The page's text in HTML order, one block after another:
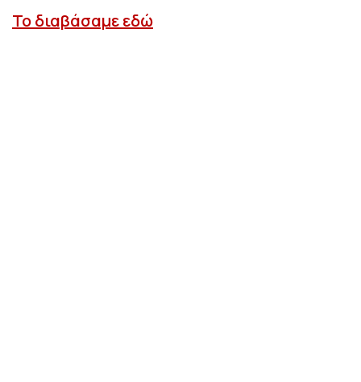
Το διαβάσαμε εδώ